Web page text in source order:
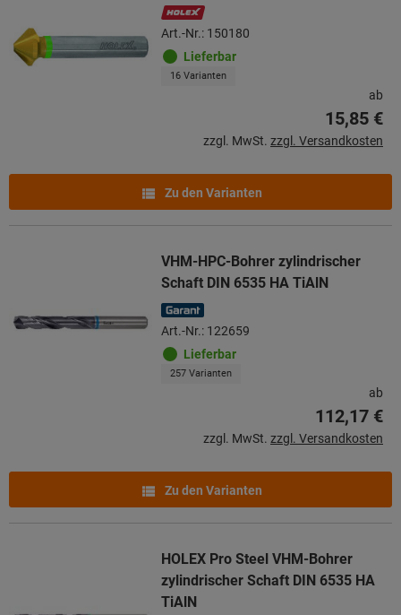
Art.-Nr.: 150180
Lieferbar
16 Varianten
ab
15,85 €
zzgl. MwSt. zzgl. Versandkosten
Zu den Varianten
VHM-HPC-Bohrer zylindrischer
Schaft DIN 6535 HA TiAlN
Art.-Nr.: 122659
Lieferbar
257 Varianten
ab
112,17 €
zzgl. MwSt. zzgl. Versandkosten
Zu den Varianten
HOLEX Pro Steel VHM-Bohrer
zylindrischer Schaft DIN 6535 HA
TiAlN